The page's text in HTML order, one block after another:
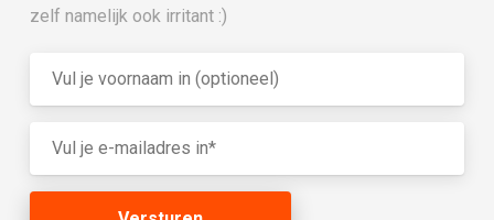
zelf namelijk ook irritant :)